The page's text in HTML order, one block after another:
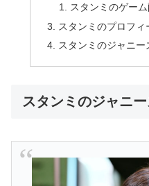
スタンミのゲー
スタンミのプロフィ
スタンミのジャニ
スタンミのジャニ